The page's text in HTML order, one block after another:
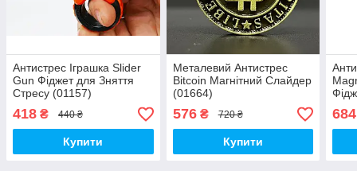
Антистрес Іграшка Slider
Gun Фіджет для Зняття
Стресу (01157)
418 ₴ 440 ₴
Купити
Металевий Антистрес
Bitcoin Магнітний Слайдер
(01664)
576₴ 720 ₴
Купити
684